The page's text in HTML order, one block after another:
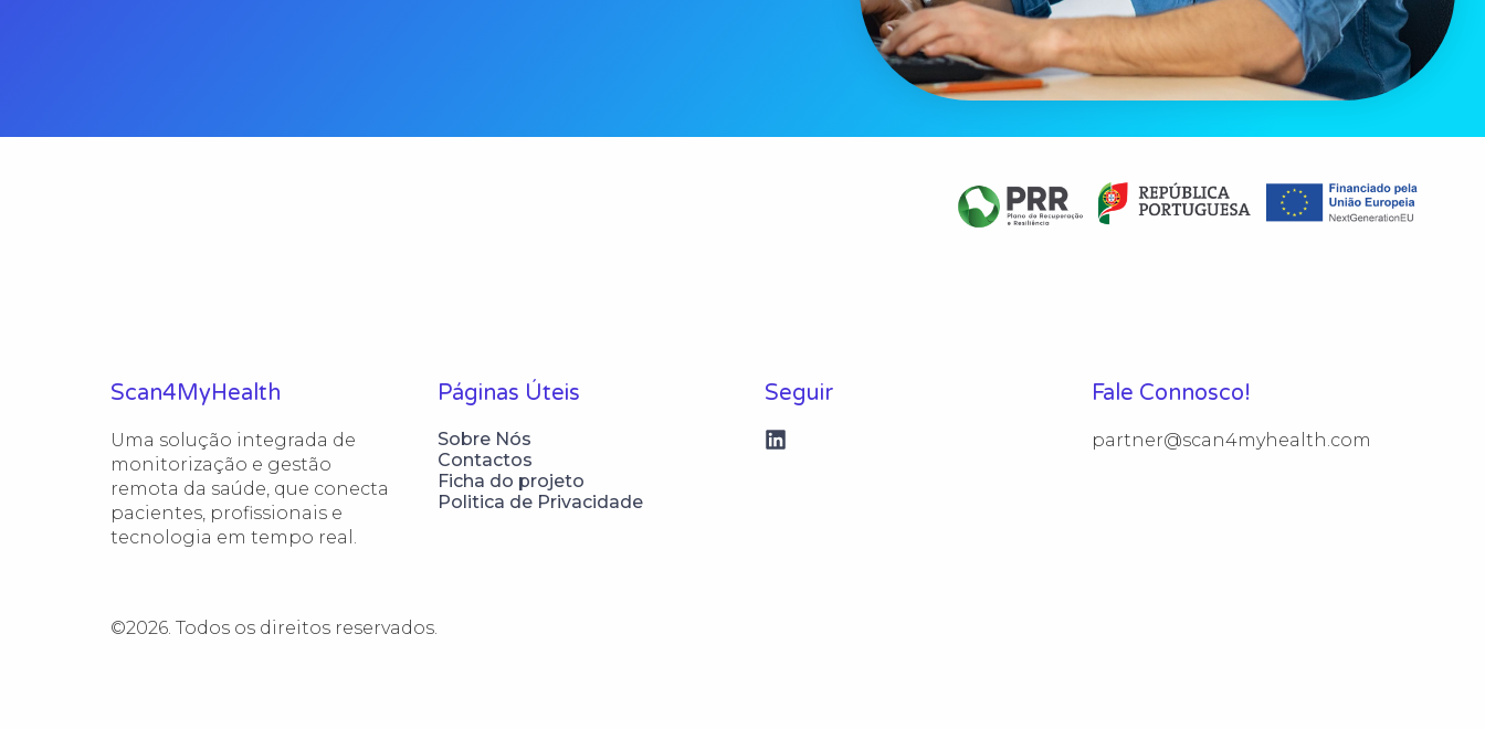
Scan4MyHealth
Uma solução integrada de
monitorização e gestão
remota da saúde, que conecta
pacientes, profissionais e
Páginas Úteis
Sobre Nós
Contactos
Ficha do projeto
Politica de Privacidade
Seguir Fale Connosco!
©2026. Todos os direitos reservados.